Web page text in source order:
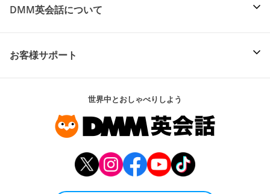
DMM英会話について
お客様サポート
世界中とおしゃべりしよう